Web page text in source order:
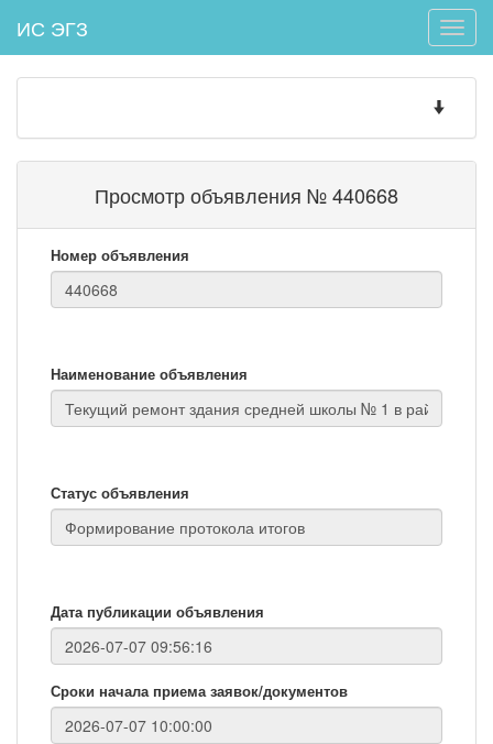
Toggle
ИС ЭГЗ
Toggle
Просмотр объявления № 440668
Номер объявления
Наименование объявления
Статус объявления
Дата публикации объявления
Сроки начала приема заявок/документов